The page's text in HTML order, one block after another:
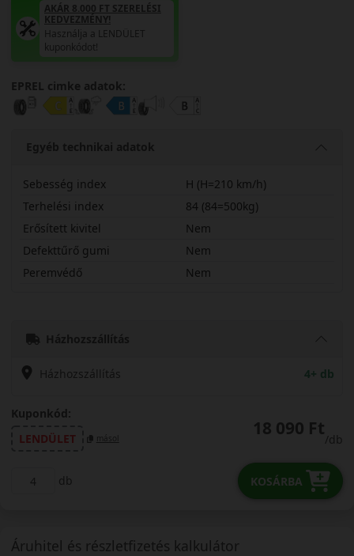
AKÁR 8.000 FT SZERELÉSI
KEDVEZMÉNY!
Használja a LENDÜLET
kuponkódot!
EPREL cimke adatok:
Egyéb technikai adatok
Sebesség index
H (H=210 km/h)
Terhelési index
84 (84=500kg)
Erősített kivitel
Nem
Defekttűrő gumi
Nem
Peremvédő
Nem
Házhozszállítás
Házhozszállítás 4+ db
Kuponkód:
LENDÜLET
másol 18 090 Ft
/db
db KOSÁRBA
Áruhitel és részletfizetés kalkulátor